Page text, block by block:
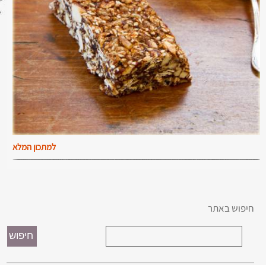
למתכון המלא
חיפוש באתר